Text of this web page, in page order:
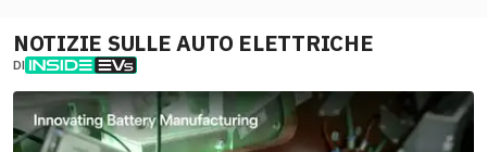
NOTIZIE SULLE AUTO ELETTRICHE
DI